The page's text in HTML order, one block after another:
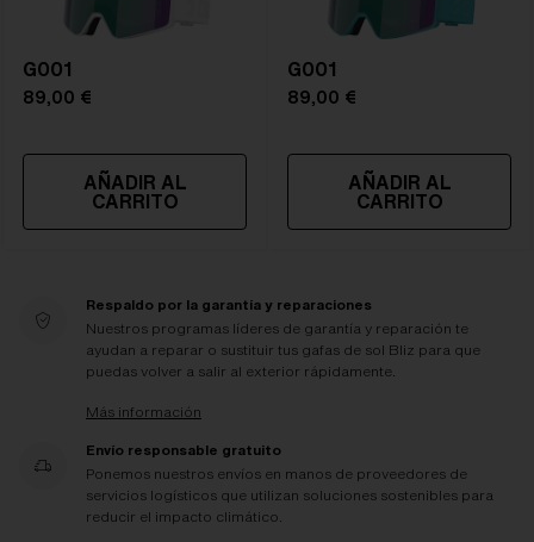
G001
89,00 €
AÑADIR AL
CARRITO
G001
89,00 €
AÑADIR AL
CARRITO
Respaldo por la garantía y reparaciones
Nuestros programas líderes de garantía y reparación te
ayudan a reparar o sustituir tus gafas de sol Bliz para que
puedas volver a salir al exterior rápidamente.
Más información
Envío responsable gratuito
Ponemos nuestros envíos en manos de proveedores de
servicios logísticos que utilizan soluciones sostenibles para
reducir el impacto climático.